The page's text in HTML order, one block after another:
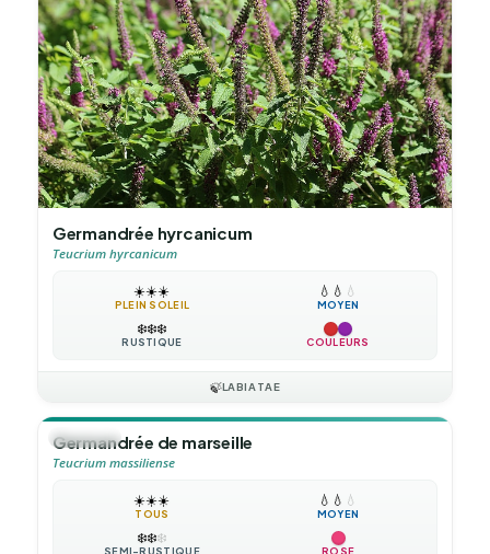
Germandrée hyrcanicum
Teucrium hyrcanicum
☀️☀️☀️
PLEIN SOLEIL
💧 💧 💧
MOYEN
❄️❄️❄️
RUSTIQUE COULEURS
🍃LABIATAE
🪴VIVACE
Germandrée de marseille
Teucrium massiliense
☀️☀️☀️
TOUS
💧 💧 💧
MOYEN
❄️❄️❄️
SEMI-RUSTIQUE ROSE